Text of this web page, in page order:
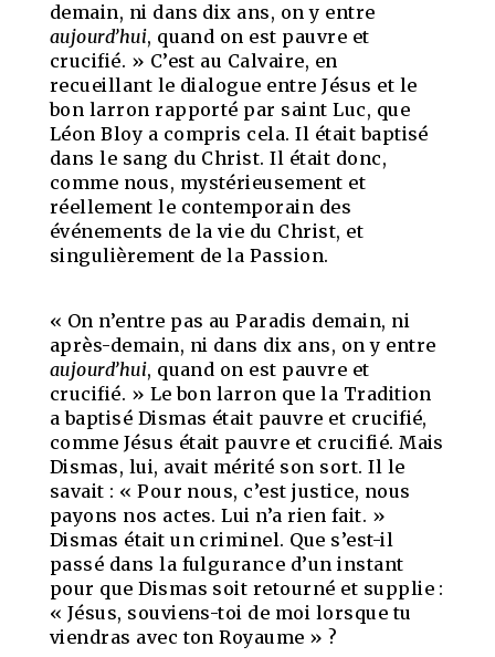
demain, ni dans dix ans, on y entre
aujourd’hui, quand on est pauvre et
crucifié. » C’est au Calvaire, en
recueillant le dialogue entre Jésus et le
bon larron rapporté par saint Luc, que
Léon Bloy a compris cela. Il était baptisé
dans le sang du Christ. Il était donc,
comme nous, mystérieusement et
réellement le contemporain des
événements de la vie du Christ, et
singulièrement de la Passion.
« On n’entre pas au Paradis demain, ni
après-demain, ni dans dix ans, on y entre
aujourd’hui, quand on est pauvre et
crucifié. » Le bon larron que la Tradition
a baptisé Dismas était pauvre et crucifié,
comme Jésus était pauvre et crucifié. Mais
Dismas, lui, avait mérité son sort. Il le
savait : « Pour nous, c’est justice, nous
payons nos actes. Lui n’a rien fait. »
Dismas était un criminel. Que s’est-il
passé dans la fulgurance d’un instant
pour que Dismas soit retourné et supplie :
« Jésus, souviens-toi de moi lorsque tu
viendras avec ton Royaume » ?